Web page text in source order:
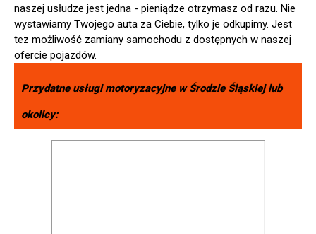
naszej usłudze jest jedna - pieniądze otrzymasz od razu. Nie
wystawiamy Twojego auta za Ciebie, tylko je odkupimy. Jest
tez możliwość zamiany samochodu z dostępnych w naszej
ofercie pojazdów.
Przydatne usługi motoryzacyjne wŚrodzie Śląskiejlub
okolicy: